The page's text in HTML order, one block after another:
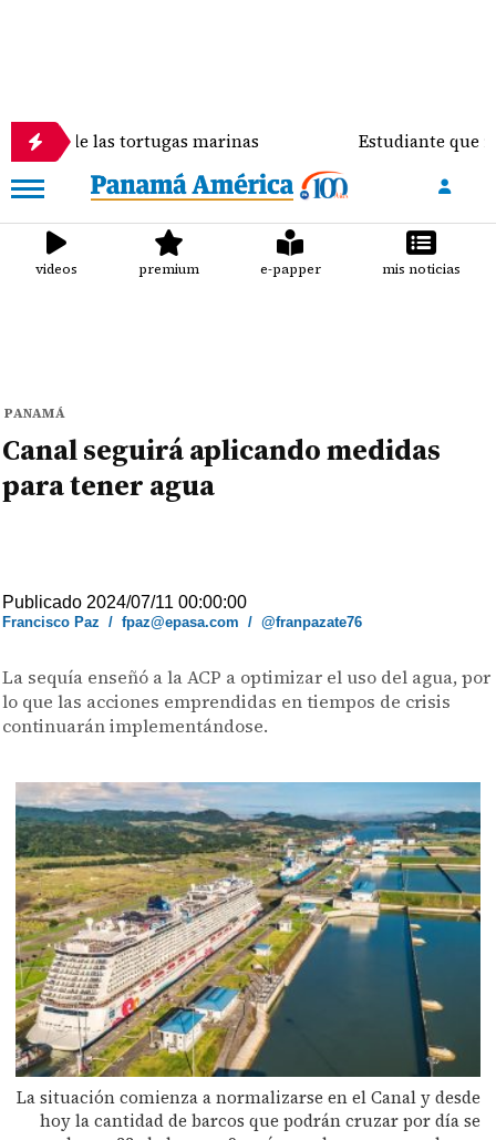
tortugas marinas Estudiante que ingresó
videos premium e-papper mis noticias
PANAMÁ
Canal seguirá aplicando medidas
para tener agua
Publicado 2024/07/11 00:00:00
Francisco Paz /fpaz@epasa.com /@franpazate76
La sequía enseñó a la ACP a optimizar el uso del agua, por
lo que las acciones emprendidas en tiempos de crisis
continuarán implementándose.
La situación comienza a normalizarse en el Canal y desde
hoy la cantidad de barcos que podrán cruzar por día se